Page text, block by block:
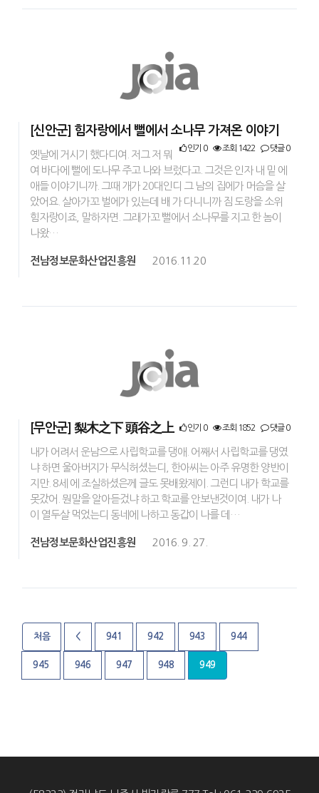
[신안군] 힘자랑에서 뻘에서 소나무 가져온 이야기
인기 0 조회 1422 댓글 0
옛날에 거시기 했다디여. 저그 저 뭐
여 바다에 뻘에 도나무 주고 나와 브렀다고. 그것은 인자 내 밑 에
애들 이야기니까. 그때 개가 20대인디 그 남의 집에가 머슴을 살
았어요. 살아가꼬 벌에가 있는데 배 가 다니니까 짐 도랑을 소위
힘자랑이죠, 말하자면. 그래가꼬 뻘에서 소나무를 지고 한 놈이
나왔…
전남정보문화산업진흥원 2016.11.20
[무안군] 梨木之下 頭谷之上 인기 0 조회 1852 댓글 0
내가 어려서 운남으로 사립학교를 댕애. 어째서 사립학교를 댕였
냐 하면 울아버지가 무식허셨는디, 한아씨는 아주 유명한 양반이
지만. 8세 에 조실하셨은께 글도 못배왔제이. 그런디 내가 학교를
못갔어. 뭔말을 알아듣겄냐 하고 학교를 안보낸것이여. 내가 나
이 열두살 먹었는디 동네에 나하고 동갑이 나를 데…
전남정보문화산업진흥원 2016. 9. 27.
처음 < 941 942 943 944
945 946 947 948 949